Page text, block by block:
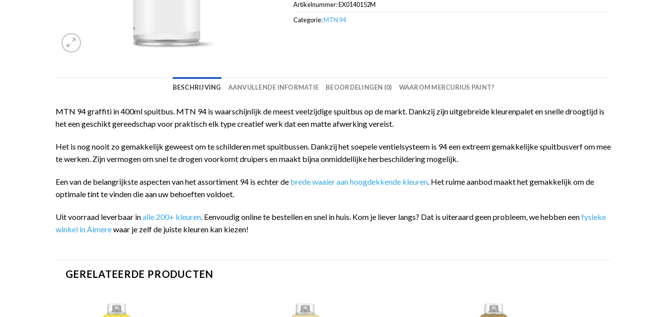
Artikelnummer:EX0140152M
Categorie:MTN 94
BESCHRIJVING AANVULLENDE INFORMATIE BEOORDELINGEN (0) WAAROM MERCURIUS PAINT?
MTN 94 graffiti in 400ml spuitbus. MTN 94 is waarschijnlijk de meest veelzijdige spuitbus op de markt. Dankzij zijn uitgebreide kleurenpalet en snelle droogtijd is
het een geschikt gereedschap voor praktisch elk type creatief werk dat een matte afwerking vereist.
Het is nog nooit zo gemakkelijk geweest om te schilderen met spuitbussen. Dankzij het soepele ventielsysteem is 94 een extreem gemakkelijke spuitbusverf om mee
te werken. Zijn vermogen om snel te drogen voorkomt druipers en maakt bijna onmiddellijke herbeschildering mogelijk.
Een van de belangrijkste aspecten van het assortiment 94 is echter de brede waaier aan hoogdekkende kleuren . Het ruime aanbod maakt het gemakkelijk om de
optimale tint te vinden die aan uw behoeften voldoet.
Uit voorraad leverbaar inalle 200+ kleuren . Eenvoudig online te bestellen en snel in huis. Kom je liever langs? Dat is uiteraard geen probleem, we hebben eenfysieke
winkel in Almerewaar je zelf de juiste kleuren kan kiezen!
GERELATEERDE PRODUCTEN